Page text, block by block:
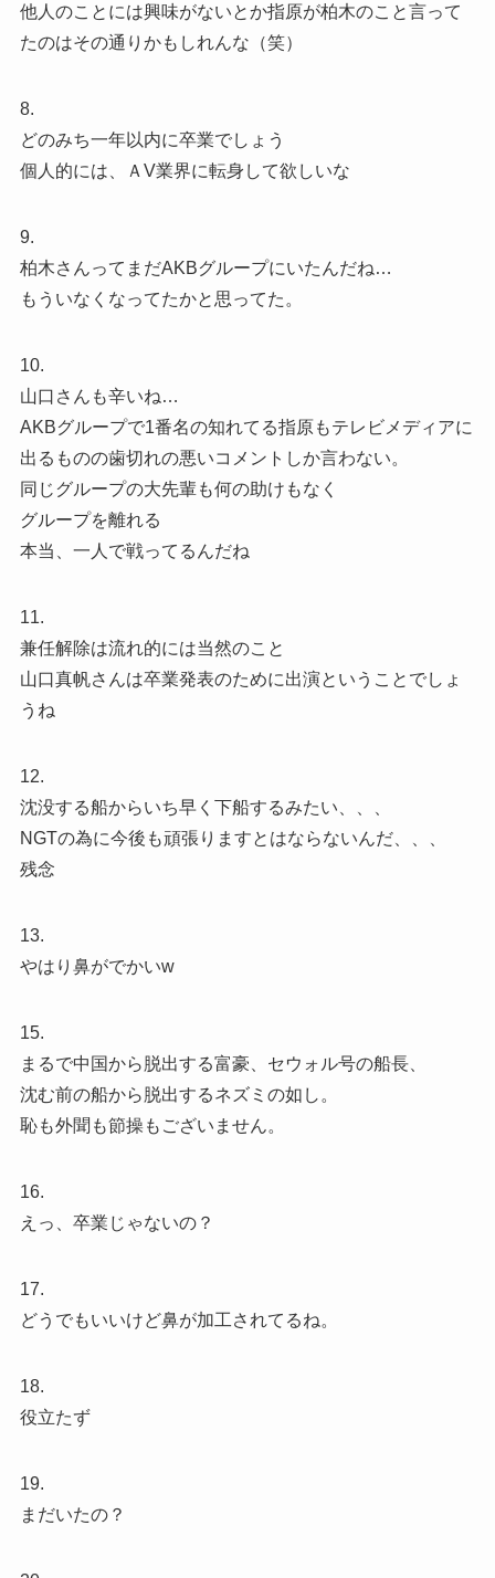
他人のことには興味がないとか指原が柏木のこと言って
たのはその通りかもしれんな（笑）
8.
どのみち一年以内に卒業でしょう
個人的には、ＡV業界に転身して欲しいな
9.
柏木さんってまだAKBグループにいたんだね…
もういなくなってたかと思ってた。
10.
山口さんも辛いね…
AKBグループで1番名の知れてる指原もテレビメディアに
出るものの歯切れの悪いコメントしか言わない。
同じグループの大先輩も何の助けもなく
グループを離れる
本当、一人で戦ってるんだね
11.
兼任解除は流れ的には当然のこと
山口真帆さんは卒業発表のために出演ということでしょ
うね
12.
沈没する船からいち早く下船するみたい、、、
NGTの為に今後も頑張りますとはならないんだ、、、
残念
13.
やはり鼻がでかいw
15.
まるで中国から脱出する富豪、セウォル号の船長、
沈む前の船から脱出するネズミの如し。
恥も外聞も節操もございません。
16.
えっ、卒業じゃないの？
17.
どうでもいいけど鼻が加工されてるね。
18.
役立たず
19.
まだいたの？